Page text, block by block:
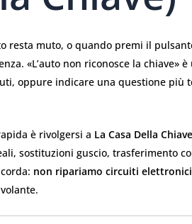
resta muto, o quando premi il
«L’auto non riconosce la chiave»
oppure indicare una questione più
è rivolgersi a La Casa Della
sostituzioni guscio, trasferimento
non ripariamo circuiti elettronici